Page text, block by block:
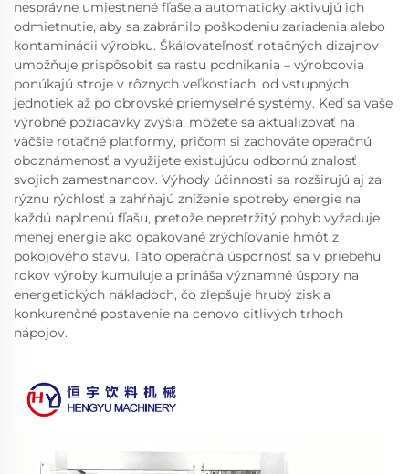
nesprávne umiestnené fľaše a automaticky aktivujú ich
odmietnutie, aby sa zabránilo poškodeniu zariadenia alebo
kontaminácii výrobku. Škálovateľnosť rotačných dizajnov
umožňuje prispôsobiť sa rastu podnikania – výrobcovia
ponúkajú stroje v rôznych veľkostiach, od vstupných
jednotiek až po obrovské priemyselné systémy. Keď sa vaše
výrobné požiadavky zvýšia, môžete sa aktualizovať na
väčšie rotačné platformy, pričom si zachováte operačnú
oboznámenosť a využijete existujúcu odbornú znalosť
svojich zamestnancov. Výhody účinnosti sa rozširujú aj za
rýznu rýchlosť a zahŕňajú zníženie spotreby energie na
každú naplnenú fľašu, pretože nepretržitý pohyb vyžaduje
menej energie ako opakované zrýchľovanie hmôt z
pokojového stavu. Táto operačná úspornosť sa v priebehu
rokov výroby kumuluje a prináša významné úspory na
energetických nákladoch, čo zlepšuje hrubý zisk a
konkurenčné postavenie na cenovo citlivých trhoch
nápojov.